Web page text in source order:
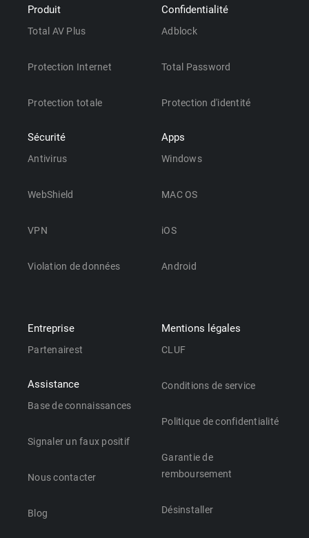
Produit
Total AV Plus
Protection Internet
Protection totale
Sécurité
Antivirus
WebShield
VPN
Violation de données
Confidentialité
Adblock
Total Password
Protection d'identité
Apps
Windows
MAC OS
iOS
Android
Entreprise
Partenairest
Assistance
Base de connaissances
Signaler un faux positif
Nous contacter
Blog
Mentions légales
CLUF
Conditions de service
Politique de confidentialité
Garantie de
remboursement
Désinstaller